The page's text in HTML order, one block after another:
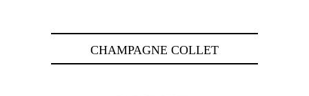
CHAMPAGNE COLLET